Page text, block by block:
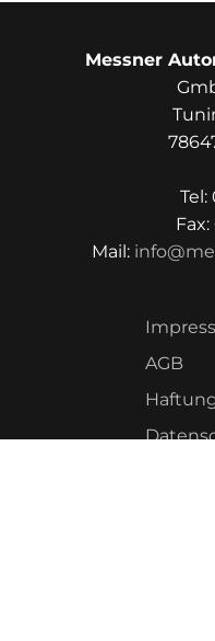
Messner
Tel:
Mail:
AGB